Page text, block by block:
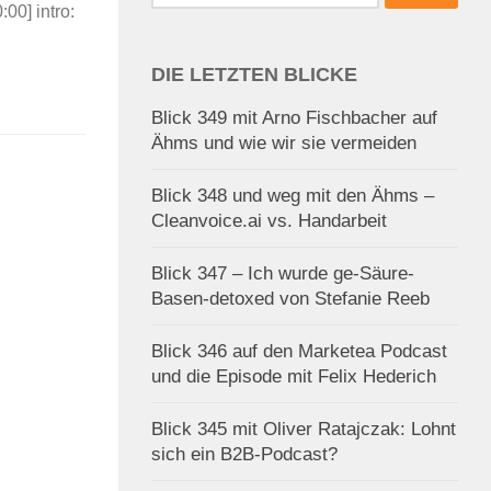
intro: nach:
DIE LETZTEN BLICKE
Blick 349 mit Arno Fischbacher auf
Ähms und wie wir sie vermeiden
Blick 348 und weg mit den Ähms –
Cleanvoice.ai vs. Handarbeit
Blick 347 – Ich wurde ge-Säure-
Basen-detoxed von Stefanie Reeb
Blick 346 auf den Marketea Podcast
und die Episode mit Felix Hederich
Blick 345 mit Oliver Ratajczak: Lohnt
sich ein B2B-Podcast?